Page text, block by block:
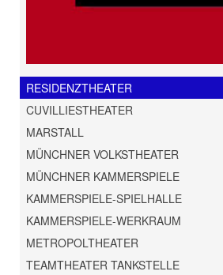
RESIDENZTHEATER
CUVILLIESTHEATER
MARSTALL
MÜNCHNER VOLKSTHEATER
MÜNCHNER KAMMERSPIELE
KAMMERSPIELE-SPIELHALLE
KAMMERSPIELE-WERKRAUM
METROPOLTHEATER
TEAMTHEATER TANKSTELLE